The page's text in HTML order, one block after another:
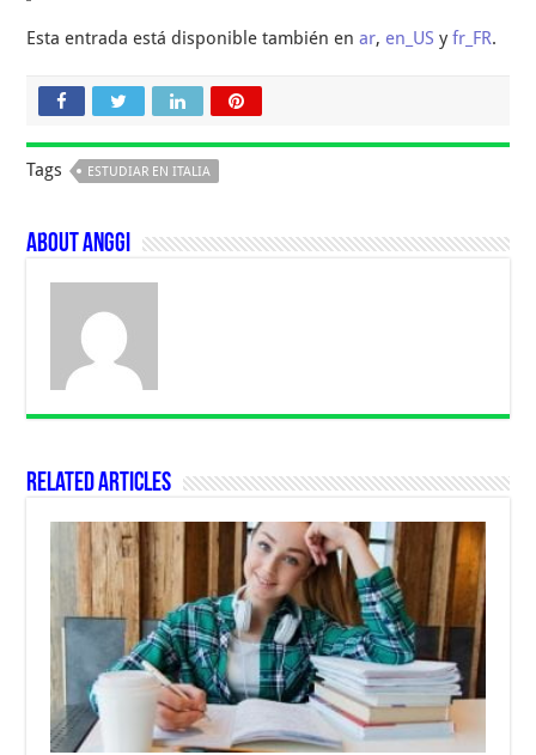
Esta entrada está disponible también enar, en_US yfr_FR.
Tags ESTUDIAR EN ITALIA
About Anggi
Related Articles